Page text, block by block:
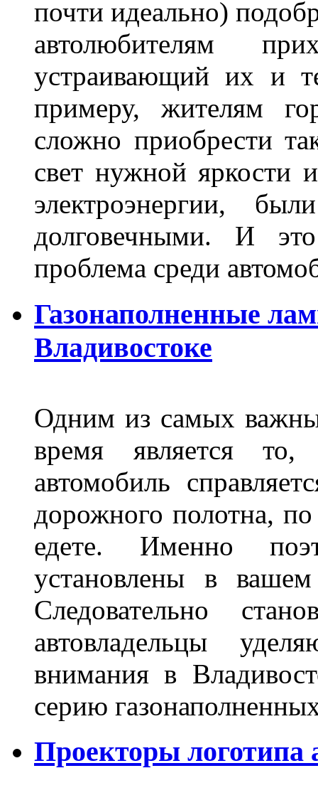
почти идеально)
автолюбителям
устраивающий их и
примеру, жителям
сложно приобрести
свет нужной яркости
электроэнергии,
долговечными. И
проблема среди
Газонаполненные
Владивостоке
Одним из самых
время является то,
автомобиль
дорожного полотна,
едете. Именно
установлены в
Следовательно
автовладельцы
внимания в
серию
Проекторы логотипа